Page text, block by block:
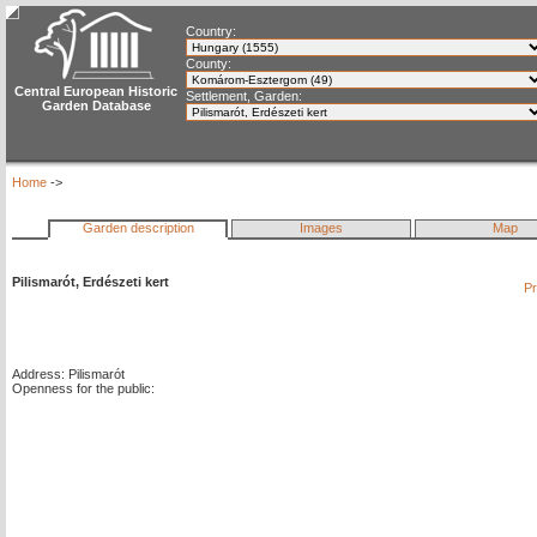
Central European Historic
Garden Database
Country:
County:
Settlement, Garden:
Home ->
Garden description Images Map
Pilismarót, Erdészeti kert
Address: Pilismarót
Openness for the public: